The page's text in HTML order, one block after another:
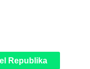
Republika